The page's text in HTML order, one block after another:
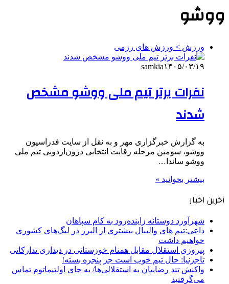
ووشو
ورزش > ورزش های رزمی
samkia۱۴۰۵/۰۳/۱۹
نفرات برتر تیم ملی ووشو مشخص
شدند
به گزارش خبرگزاری مهر و به نقل از سایت فدراسیون
ووشو، سومین مرحله رقابت انتخابی درون‌اردویی تیم ملی
ووشو ساندا…
بیشتر بخوانید »
آخرین اخبار
شهرآورد دوستانه زاینده‌رود به کام سپاهان
داعی:تیم های والیبال بیشتری از البرز در لیگ‌های کشوری
خواهیم داشت
پیروزی استقلال مقابل همنام خوزستانی در دیداری تدارکاتی
تاجرنیا: حال تیم خوب است جز پنجره بسته!
واکنش تند رضاییان به استقلالی‌ها/ به جای اولتیماتوم تماس
می‌گرفتید